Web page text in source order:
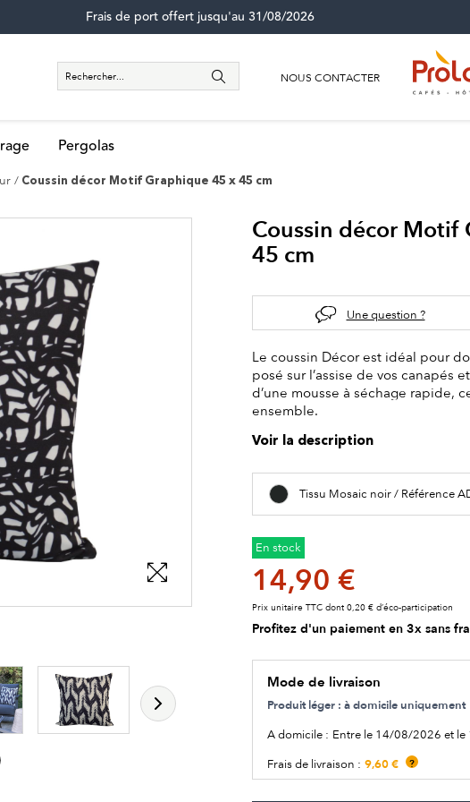
Frais de port offert jusqu'au 31/08/2026
NOUS CONTACTER
Pergolas
Coussin décor Motif Graphique 45 x 45 cm
Coussin décor Motif
45 cm
Une question ?
Le coussin Décor est idéal pour
posé sur l’assise de vos canapés
d’une mousse à séchage rapide,
ensemble.
Voir la description
Tissu Mosaic noir / Référence
En stock
14,90 €
Prix unitaire TTC dont 0,20 € d’éco-participation
Profitez d'un paiement en 3x sans
Mode de livraison
Produit léger : à domicile uniquement
A domicile : Entre le 14/08/2026 et
Frais de livraison : 9,60 € ?